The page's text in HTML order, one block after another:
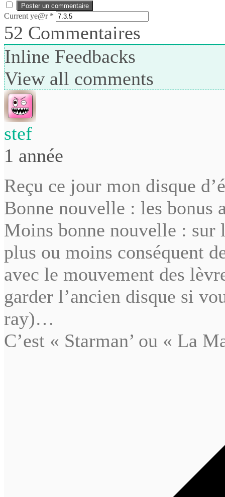
Current ye@r *
52 Commentaires
Inline Feedbacks
View all comments
stef
1 année
Reçu ce jour mon disque
Bonne nouvelle : les bonus
Moins bonne nouvelle :
plus ou moins conséquent
avec le mouvement des
garder l’ancien disque si
ray)…
C’est « Starman’ ou « La